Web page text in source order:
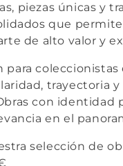
piezas únicas y
que
de alto valor y
para
trayectoria
con identidad
en el
selección de